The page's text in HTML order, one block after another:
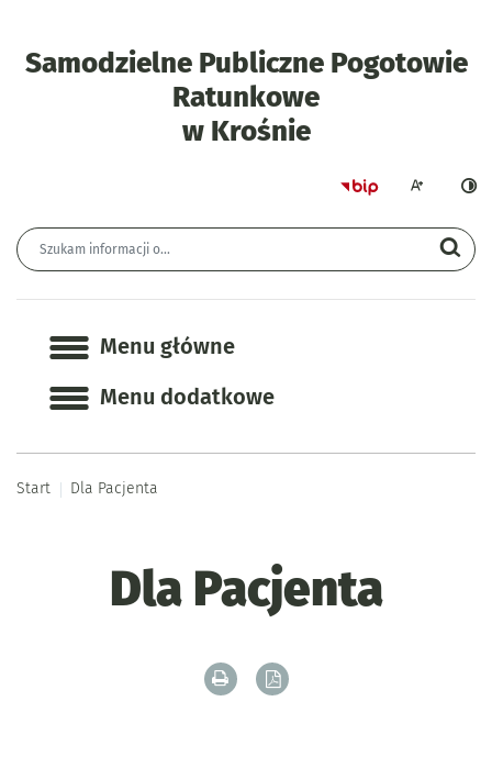
Samodzielne Publiczne Pogotowie
Ratunkowe
w Krośnie- Dla Pacjenta
StronaWiększa
Wyszukiwarka
Menu główne
Menu główne
Menu dodatkowe
Start Dla Pacjenta
Dla Pacjenta
Drukuj zawartość bieżącej strony
Zapisz tekst bieżącej